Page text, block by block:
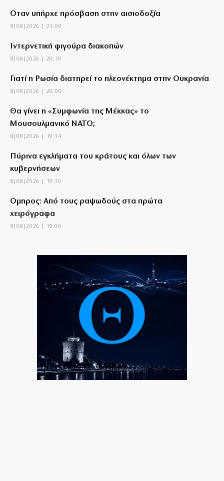
Όταν υπήρχε πρόσβαση στην αισιοδοξία
8|08|2026 | 21:00
Ιντερνετική φιγούρα διακοπών
8|08|2026 | 20:30
Γιατί η Ρωσία διατηρεί το πλεονέκτημα στην Ουκρανία
8|08|2026 | 20:00
Θα γίνει η «Συμφωνία της Μέκκας» το
Μουσουλμανικό ΝΑΤΟ;
8|08|2026 | 19:34
Πύρινα εγκλήματα του κράτους και όλων των
κυβερνήσεων
8|08|2026 | 19:30
Όμηρος: Από τους ραψωδούς στα πρώτα
χειρόγραφα
8|08|2026 | 19:00
Κύπρος: 318.000 ευρώ για τα Πατριαρχεία
8|08|2026 | 18:30
Κυριακή 09/08/2026
Ραγδαία ανάπτυξη του τουρισμού σε μια ανοιχτή Κίνα
8|08|2026 | 18:00
Κίνδυνος πυρκαγιάς σε πέντε περιοχές αύριο – Σε